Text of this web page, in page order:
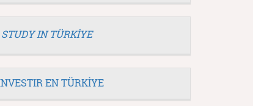
STUDY IN TÜRKİYE
EN TÜRKİYE